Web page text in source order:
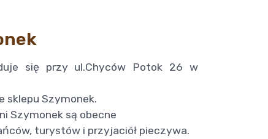
się przy ul.Chyców Potok 26 w
sklepu Szymonek.
Szymonek są obecne
turystów i przyjaciół pieczywa.